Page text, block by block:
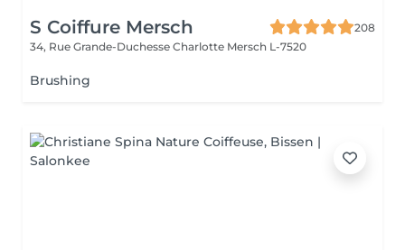
S Coiffure Mersch
208
34, Rue Grande-Duchesse Charlotte Mersch L-7520
Brushing